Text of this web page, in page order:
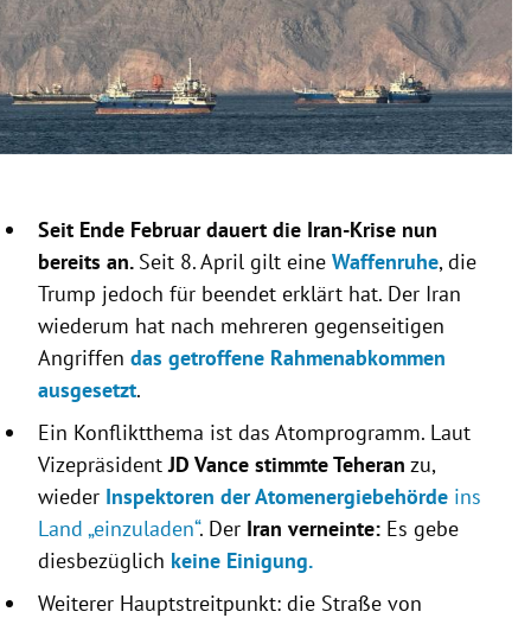
Untermenü
Untermenü
Untermenü
Seit Ende Februar dauert die Iran-Krise nun
bereits an. Seit 8. April gilt eine Waffenruhe, die
Trump jedoch für beendet erklärt hat. Der Iran
wiederum hat nach mehreren gegenseitigen
Angriffen das getroffene Rahmenabkommen
ausgesetzt.
Ein Konfliktthema ist das Atomprogramm. Laut
VizepräsidentJD Vance stimmte Teheran zu,
wieder Inspektoren der Atomenergiebehörde ins
Land „einzuladen“. Der Iran verneinte: Es gebe
diesbezüglich keine Einigung.
Weiterer Hauptstreitpunkt: die Straße von